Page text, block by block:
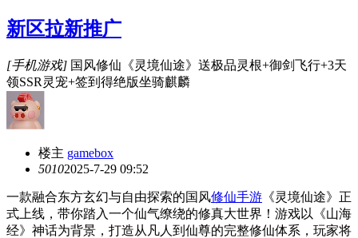
新区拉新推广
[手机游戏] 国风修仙《灵境仙途》送极品灵根+御剑飞行+3天
领SSR灵宠+签到得绝版坐骑麒麟
楼主 gamebox
50102025-7-29 09:52
一款融合东方玄幻与自由探索的国风修仙手游 《灵境仙途》正
式上线，带你踏入一个仙气缭绕的修真大世界！游戏以《山海
经》神话为背景，打造从凡人到仙尊的完整修仙体系，玩家将